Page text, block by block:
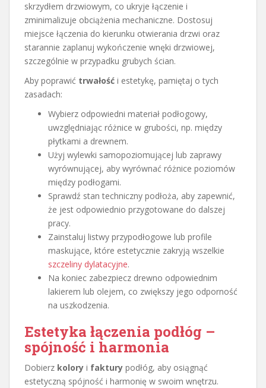
skrzydłem drzwiowym, co ukryje łączenie i
zminimalizuje obciążenia mechaniczne. Dostosuj
miejsce łączenia do kierunku otwierania drzwi oraz
starannie zaplanuj wykończenie wnęki drzwiowej,
szczególnie w przypadku grubych ścian.
Aby poprawić trwałość i estetykę, pamiętaj o tych
zasadach:
Wybierz odpowiedni materiał podłogowy,
uwzględniając różnice w grubości, np. między
płytkami a drewnem.
Użyj wylewki samopoziomującej lub zaprawy
wyrównującej, aby wyrównać różnice poziomów
między podłogami.
Sprawdź stan techniczny podłoża, aby zapewnić,
że jest odpowiednio przygotowane do dalszej
pracy.
Zainstaluj listwy przypodłogowe lub profile
maskujące, które estetycznie zakryją wszelkie
szczeliny dylatacyjne.
Na koniec zabezpiecz drewno odpowiednim
lakierem lub olejem, co zwiększy jego odporność
na uszkodzenia.
Estetyka łączenia podłóg –
spójność i harmonia
Dobierz kolory i faktury podłóg, aby osiągnąć
estetyczną spójność i harmonię w swoim wnętrzu.